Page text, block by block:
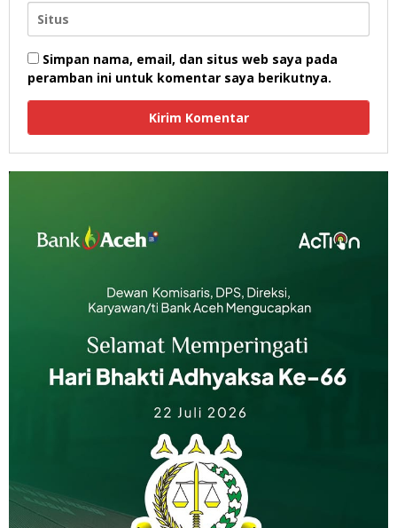
Simpan nama, email, dan situs web saya pada
peramban ini untuk komentar saya berikutnya.